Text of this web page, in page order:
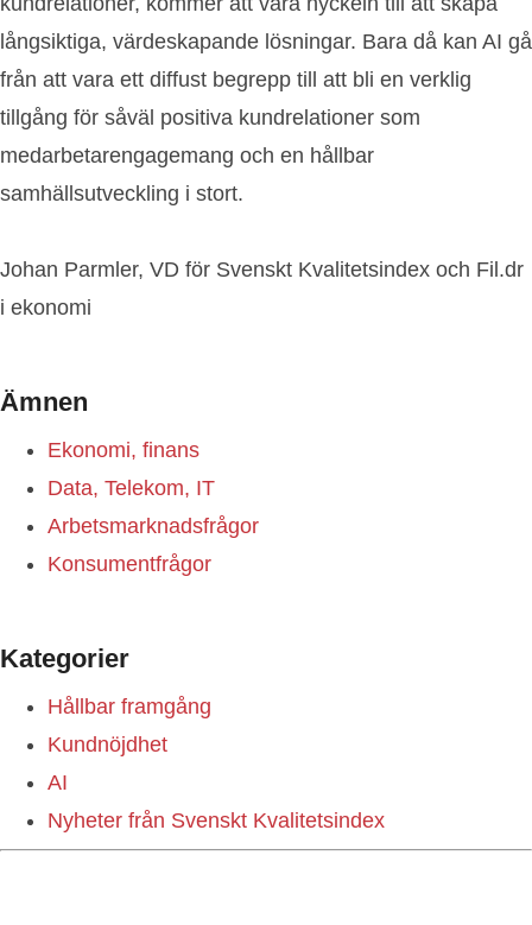
långsiktiga, värdeskapande lösningar. Bara då kan AI gå
från att vara ett diffust begrepp till att bli en verklig
tillgång för såväl positiva kundrelationer som
medarbetarengagemang och en hållbar
samhällsutveckling i stort.
Johan Parmler, VD för Svenskt Kvalitetsindex och Fil.dr
i ekonomi
Ämnen
Ekonomi, finans
Data, Telekom, IT
Arbetsmarknadsfrågor
Konsumentfrågor
Kategorier
Hållbar framgång
Kundnöjdhet
AI
Nyheter från Svenskt Kvalitetsindex